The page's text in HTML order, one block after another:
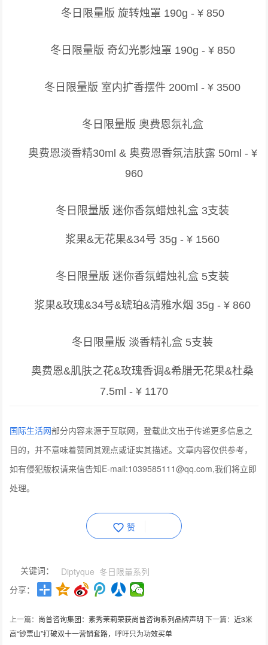
冬日限量版 旋转烛罩 190g - ¥ 850
冬日限量版 奇幻光影烛罩 190g - ¥ 850
冬日限量版 室内扩香摆件 200ml - ¥ 3500
冬日限量版 奥费恩氛礼盒
奥费恩淡香精30ml & 奥费恩香氛洁肤露 50ml - ¥
960
冬日限量版 迷你香氛蜡烛礼盒 3支装
浆果&无花果&34号 35g - ¥ 1560
冬日限量版 迷你香氛蜡烛礼盒 5支装
浆果&玫瑰&34号&琥珀&清雅水烟 35g - ¥ 860
冬日限量版 淡香精礼盒 5支装
奥费恩&肌肤之花&玫瑰香调&希腊无花果&杜桑
7.5ml - ¥ 1170
国际生活网部分内容来源于互联网，登载此文出于传递更多信息之
目的，并不意味着赞同其观点或证实其描述。文章内容仅供参考，
如有侵犯版权请来信告知E-mail:1039585111@qq.com,我们将立即
处理。
赞
关键词： Diptyque 冬日限量系列
分享：
上一篇： 尚普咨询集团：素秀茉莉荣获尚普咨询系列品牌声明下一篇：近3米
高“钞票山”打破双十一营销套路，呼吁只为功效买单